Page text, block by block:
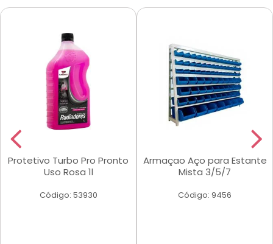
Protetivo Turbo Pro Pronto
Uso Rosa 1l
Código: 53930
Armaçao Aço para Estante
Mista 3/5/7
Código: 9456